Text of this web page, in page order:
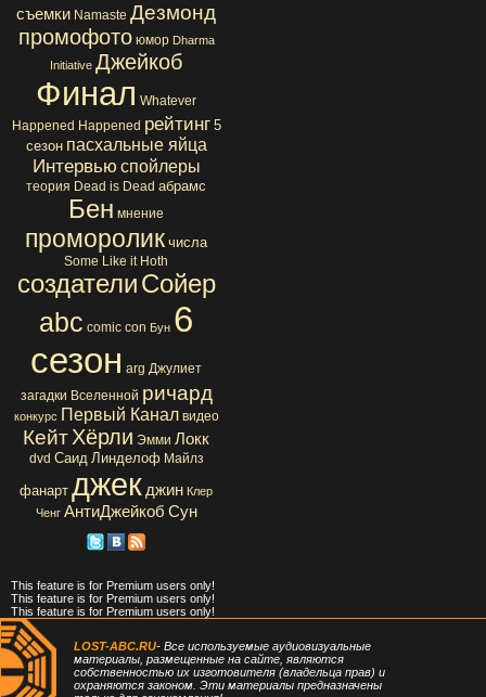
съемки Namaste Дезмонд
промофото юмор Dharma
Initiative Джейкоб
Финал Whatever
Happened Happened рейтинг 5
сезон пасхальные яйца
Интервью спойлеры
теория Dead is Dead абрамс
Бен мнение
проморолик числа
Some Like it Hoth
создателиСойер
abc comic con Бун 6
сезон arg Джулиет
загадки Вселенной ричард
конкурс Первый Канал видео
КейтХёрли Эмми Локк
dvd Саид Линделоф Майлз
фанарт джек джин Клер
Ченг АнтиДжейкоб Сун
This feature is for Premium users only!
This feature is for Premium users only!
This feature is for Premium users only!
LOST-ABC.RU- Все используемые аудиовизуальные
материалы, размещенные на сайте, являются
собственностью их изготовителя (владельца прав) и
охраняются законом. Эти материалы предназначены